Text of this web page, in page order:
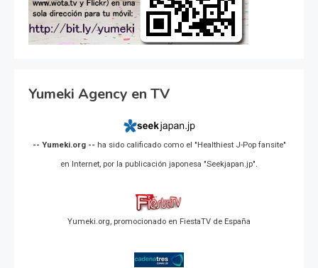
Yumeki Agency en TV
-- Yumeki.org -- ha sido calificado como el "Healthiest J-Pop fansite"
en Internet, por la publicación japonesa "Seekjapan.jp".
Yumeki.org, promocionado en FiestaTV de España